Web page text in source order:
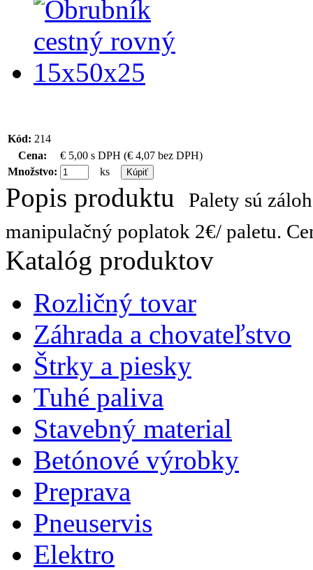
Kód: 214
Cena:
€ 5,00 s DPH (€ 4,07 bez DPH)
Množstvo:
ks
Popis produktu
Palety sú
manipulačný poplatok 2€/ paletu.
Katalóg produktov
Rozličný tovar
Záhrada a chovateľstvo
Štrky a piesky
Tuhé paliva
Stavebný material
Betónové výrobky
Preprava
Pneuservis
Elektro